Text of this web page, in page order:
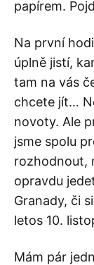
papírem.
Na první
úplně jistí,
tam na vás
chcete jít…
novoty. Ale
jsme spolu
rozhodnout,
opravdu
Granady, či
letos 10.
Mám pár